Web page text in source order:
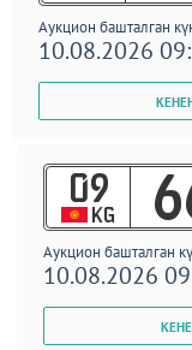
Аукцион башталган
10.08.2026
09
KG
Аукцион башталган
10.08.2026